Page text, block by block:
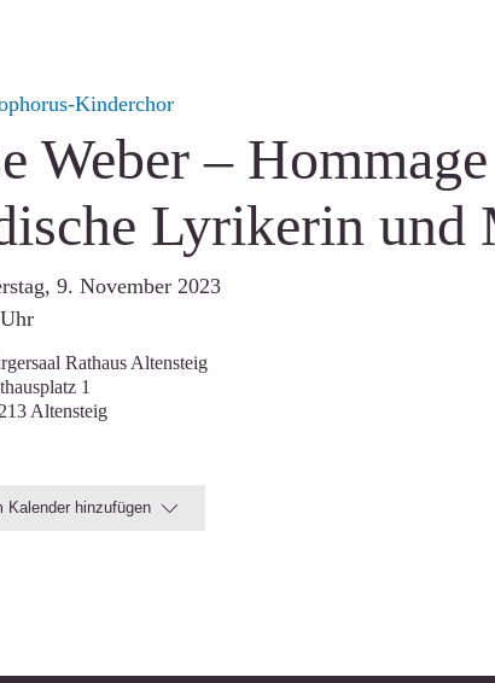
Kinderchor
Weber –
Lyrikerin und
9. November 2023
Rathaus Altensteig
1
Altensteig
Kalender hinzufügen